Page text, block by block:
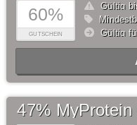
60%
GUTSCHEIN
Gültig
Gültig
47%